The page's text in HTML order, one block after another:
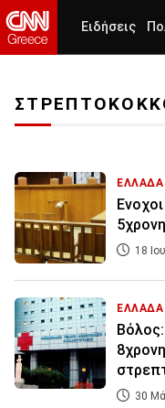
Ειδήσεις
ΕΛΛΑΔΑ
18
ΕΛΛΑΔΑ
30